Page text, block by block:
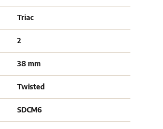
Triac
2
38 mm
Twisted
SDCM6